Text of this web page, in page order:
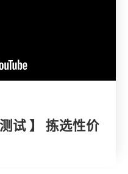
试 】 拣选性价